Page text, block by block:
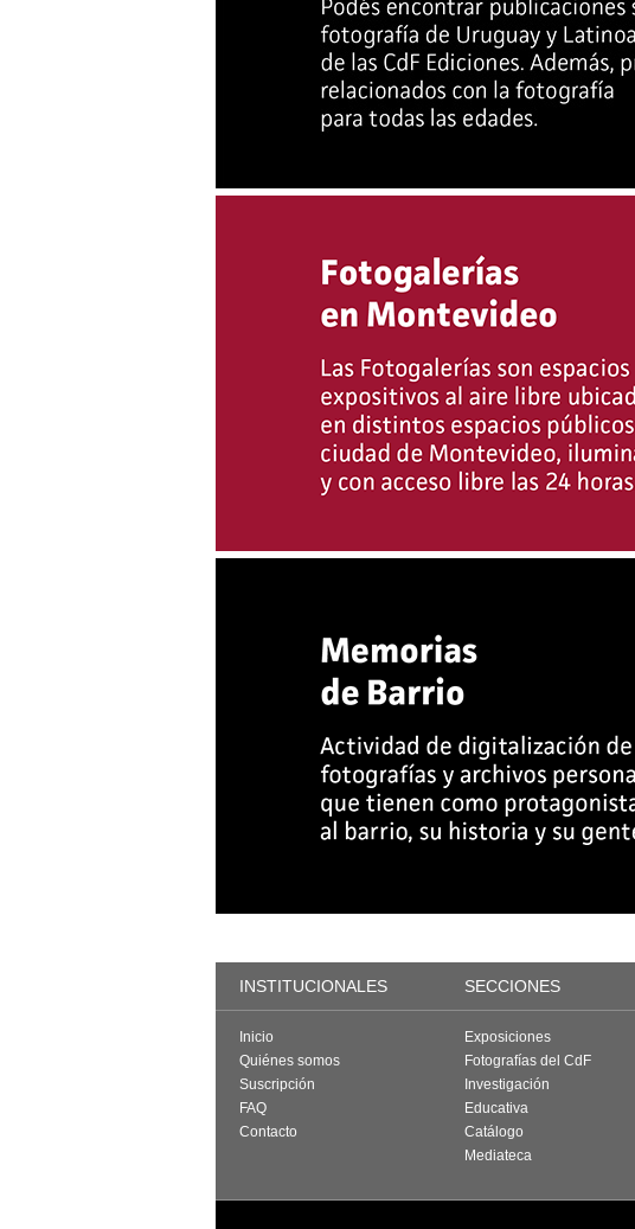
INSTITUCIONALES SECCIONES
Inicio
Quiénes somos
Suscripción
FAQ
Contacto
Exposiciones
Fotografías del CdF
Investigación
Educativa
Catálogo
Mediateca